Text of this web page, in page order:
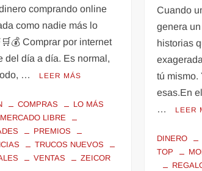
comprando online
como nadie más lo
Comprar por internet
del día a día. Es normal,
…
LEER MÁS
COMPRAS
LO MÁS
MERCADO LIBRE
PREMIOS
TRUCOS NUEVOS
VENTAS ZEICOR
Cuando
genera
historias
tú mismo.
esas.En
…
LEER
DINERO
TOP